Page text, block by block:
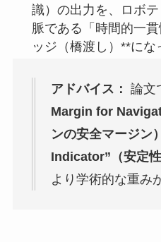
識）の出力を、ロボ
脈である「時間的一
ッジ（橋渡し）**にな
アドバイス： 論文
Margin for
ンの安全マージン）
Indicator”（安定性
より学術的な重み